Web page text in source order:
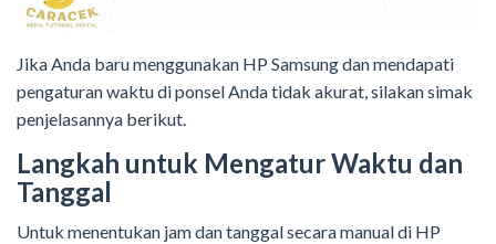
Jika Anda baru menggunakan HP Samsung dan mendapati
pengaturan waktu di ponsel Anda tidak akurat, silakan simak
penjelasannya berikut.
Langkah untuk Mengatur Waktu dan
Tanggal
Untuk menentukan jam dan tanggal secara manual di HP